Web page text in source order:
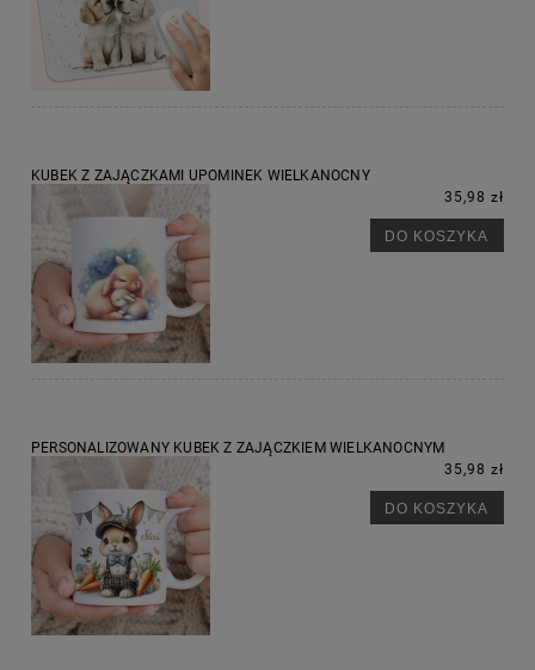
KUBEK Z ZAJĄCZKAMI UPOMINEK WIELKANOCNY
35,98 zł
DO KOSZYKA
PERSONALIZOWANY KUBEK Z ZAJĄCZKIEM WIELKANOCNYM
35,98 zł
DO KOSZYKA